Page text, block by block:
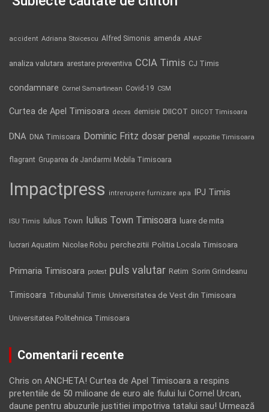
accident Adriana Stoicescu Alfred Simonis amenda ANAF
analiza valutara arestare preventiva CCIA Timis CJ Timis
condamnare Cornel Samartinean Covid-19 CSM
Curtea de Apel Timisoara deces demisie DIICOT DIICOT Timisoara
DNA DNA Timisoara Dominic Fritz dosar penal expozitie Timisoara
flagrant Gruparea de Jandarmi Mobila Timisoara
Impactpress intrerupere furnizare apa IPJ Timis
ISU Timis Iulius Town Iulius Town Timisoara luare de mita
lucrari Aquatim Nicolae Robu perchezitii Politia Locala Timisoara
Primaria Timisoara protest puls valutar Retim Sorin Grindeanu
Timisoara Tribunalul Timis Universitatea de Vest din Timisoara
Universitatea Politehnica Timisoara
Comentarii recente
Chris on ANCHETA! Curtea de Apel Timisoara a respins
pretentiile de 50 milioane de euro ale fiului lui Cornel Urcan,
daune pentru abuzurile justitiei impotriva tatalui sau! Urmează